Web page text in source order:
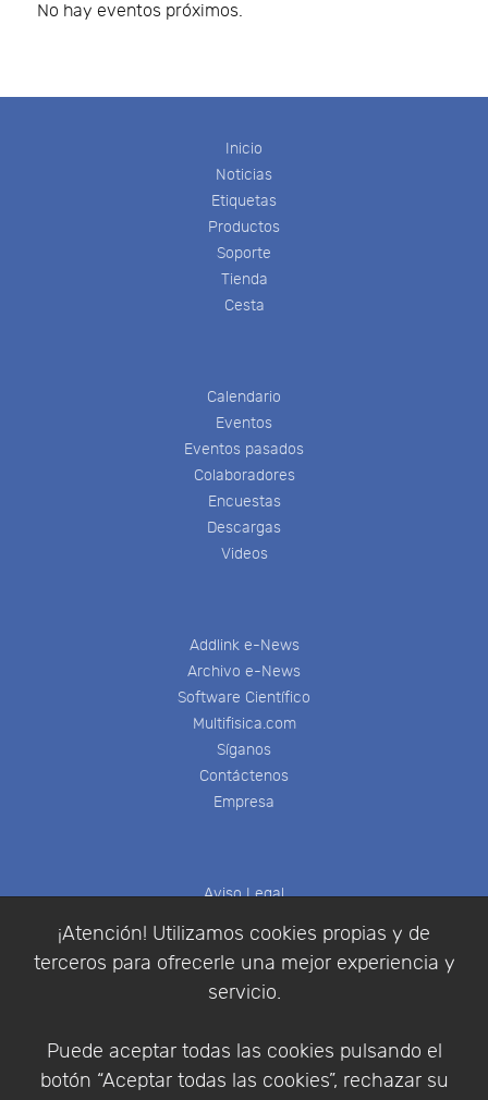
¡Atención! Utilizamos cookies propias y de
terceros para ofrecerle una mejor experiencia y
servicio.
Puede aceptar todas las cookies pulsando el
botón “Aceptar todas las cookies”, rechazar su
No hay eventos próximos.
Inicio
Noticias
Etiquetas
Productos
Soporte
Tienda
Cesta
Calendario
Eventos
Eventos pasados
Colaboradores
Encuestas
Descargas
Videos
Addlink e-News
Archivo e-News
Software Científico
Multifisica.com
Síganos
Contáctenos
Empresa
Aviso Legal
Política de Privacidad
Condiciones de compra
Identificarse